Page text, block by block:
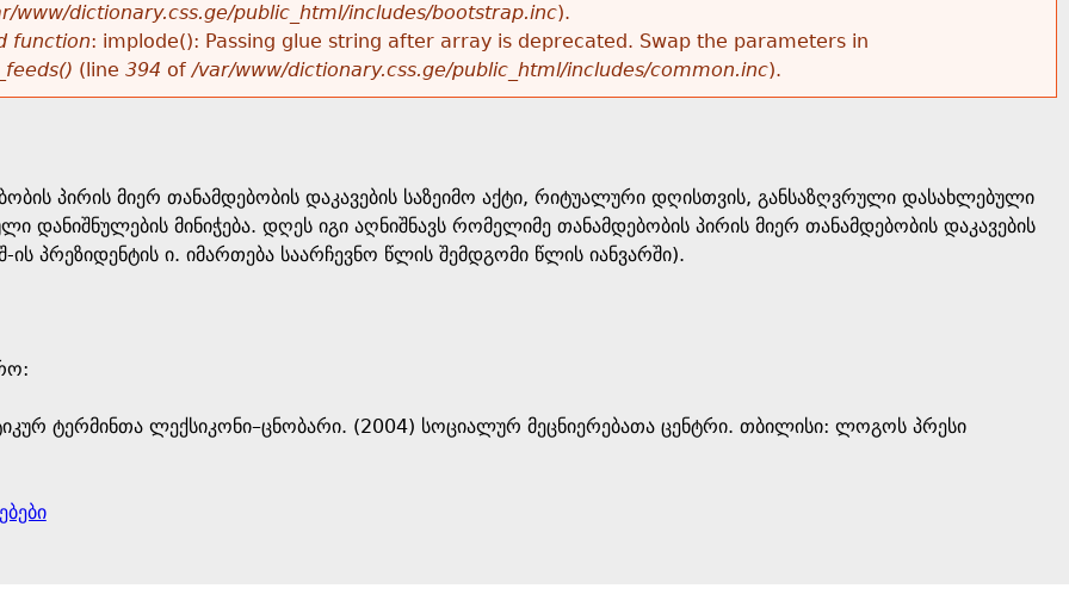
www/dictionary.css.ge/public_html/includes/bootstrap.inc).
function: implode(): Passing glue string after array is deprecated. Swap the parameters in
(line 394 of/var/www/dictionary.css.ge/public_html/includes/common.inc).
პირის მიერ თანამდებობის დაკავების საზეიმო აქტი, რიტუალური დღისთვის, განსაზღვრული დასახლებული
დანიშნულების მინიჭება. დღეს იგი აღნიშნავს რომელიმე თანამდებობის პირის მიერ თანამდებობის დაკავების
ის პრეზიდენტის ი. იმართება საარჩევნო წლის შემდგომი წლის იანვარში).
ტერმინთა ლექსიკონი–ცნობარი. (2004) სოციალურ მეცნიერებათა ცენტრი. თბილისი: ლოგოს პრესი